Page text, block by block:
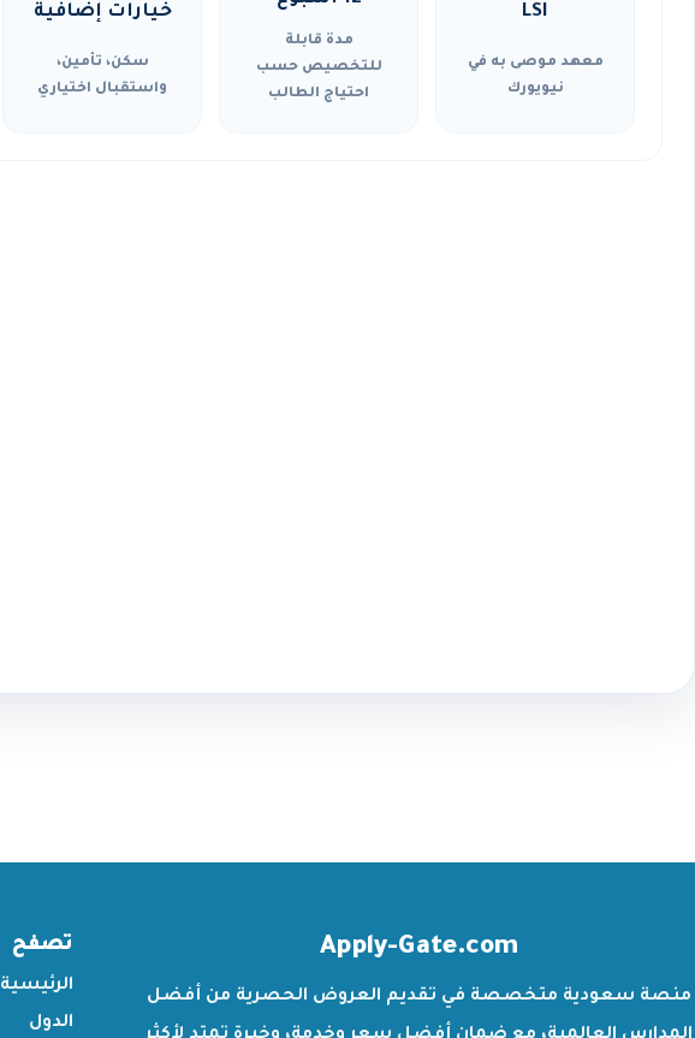
LSI
معهد موصى به في
نيويورك
مدة قابلة
للتخصيص حسب
احتياج الطالب
خيارات إضافية
سكن، تأمين،
واستقبال اختياري
Apply-Gate.com
منصة سعودية متخصصة في تقديم العروض الحصرية من أفضل
تصفح
الرئيسية
الدول